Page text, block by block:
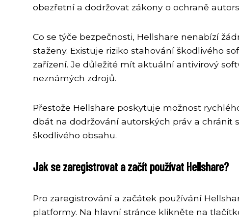
obezřetní a dodržovat zákony o ochraně
Co se týče bezpečnosti, Hellshare nenabízí
staženy. Existuje riziko stahování škodlivého
zařízení. Je důležité mít aktuální antivirový
neznámých zdrojů.
Přestože Hellshare poskytuje možnost
dbát na dodržování autorských práv a chránit
škodlivého obsahu.
Jak se zaregistrovat a začít používat Hellshare?
Pro zaregistrování a začátek používání
platformy. Na hlavní stránce klikněte na